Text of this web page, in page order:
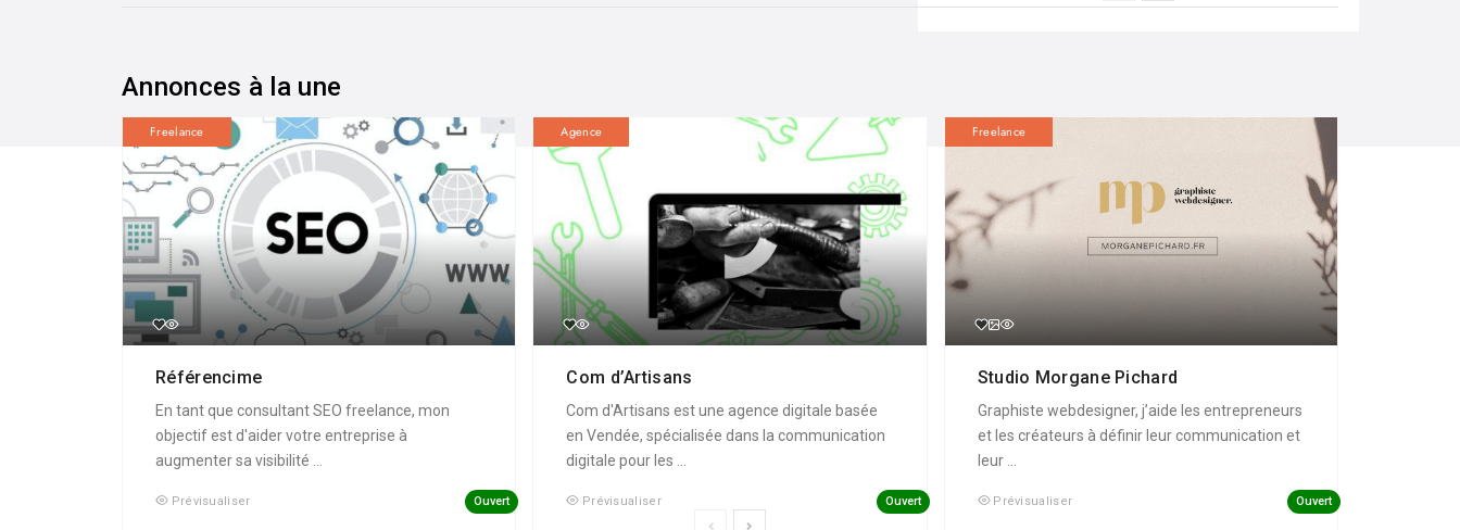
Annonces à la une
Freelance
Référencime
En tant que consultant SEO freelance, mon
objectif est d'aider votre entreprise à
augmenter sa visibilité ...
Prévisualiser Ouvert
Agence
Com d’Artisans
Com d'Artisans est une agence digitale basée
en Vendée, spécialisée dans la communication
digitale pour les ...
Prévisualiser Ouvert
Freelance
Studio Morgane Pichard
Graphiste webdesigner, j’aide les entrepreneurs
et les créateurs à définir leur communication et
leur ...
Prévisualiser Ouvert